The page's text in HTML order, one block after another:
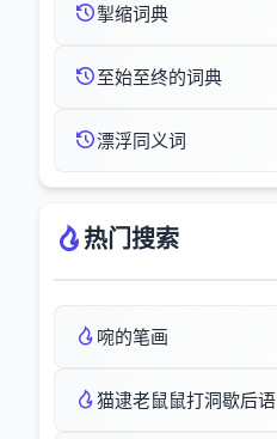
掣缩词典
至始至终的词典
漂浮同义词
热门搜索
啘的笔画
猫逮老鼠鼠打洞歇后语